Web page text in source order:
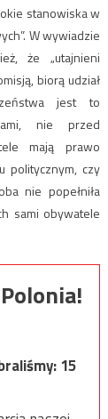
stanowiska w
W wywiadzie
że „utajnieni
biorą udział
jest to
nie przed
mają prawo
politycznym, czy
nie popełniła
sami obywatele
15